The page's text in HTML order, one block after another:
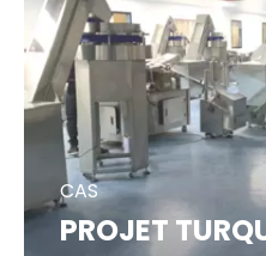
CAS
PROJET